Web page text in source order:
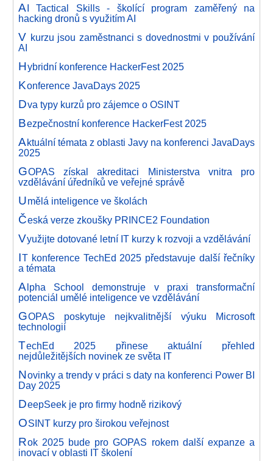
AI Tactical Skills - školící program zaměřený na
hacking dronů s využitím AI
V kurzu jsou zaměstnanci s dovednostmi v používání
AI
Hybridní konference HackerFest 2025
Konference JavaDays 2025
Dva typy kurzů pro zájemce o OSINT
Bezpečnostní konference HackerFest 2025
Aktuální témata z oblasti Javy na konferenci JavaDays
2025
GOPAS získal akreditaci Ministerstva vnitra pro
vzdělávání úředníků ve veřejné správě
Umělá inteligence ve školách
Česká verze zkoušky PRINCE2 Foundation
Využijte dotované letní IT kurzy k rozvoji a vzdělávání
IT konference TechEd 2025 představuje další řečníky
a témata
Alpha School demonstruje v praxi transformační
potenciál umělé inteligence ve vzdělávání
GOPAS poskytuje nejkvalitnější výuku Microsoft
technologií
TechEd 2025 přinese aktuální přehled
nejdůležitějších novinek ze světa IT
Novinky a trendy v práci s daty na konferenci Power BI
Day 2025
DeepSeek je pro firmy hodně rizikový
OSINT kurzy pro širokou veřejnost
Rok 2025 bude pro GOPAS rokem další expanze a
inovací v oblasti IT školení